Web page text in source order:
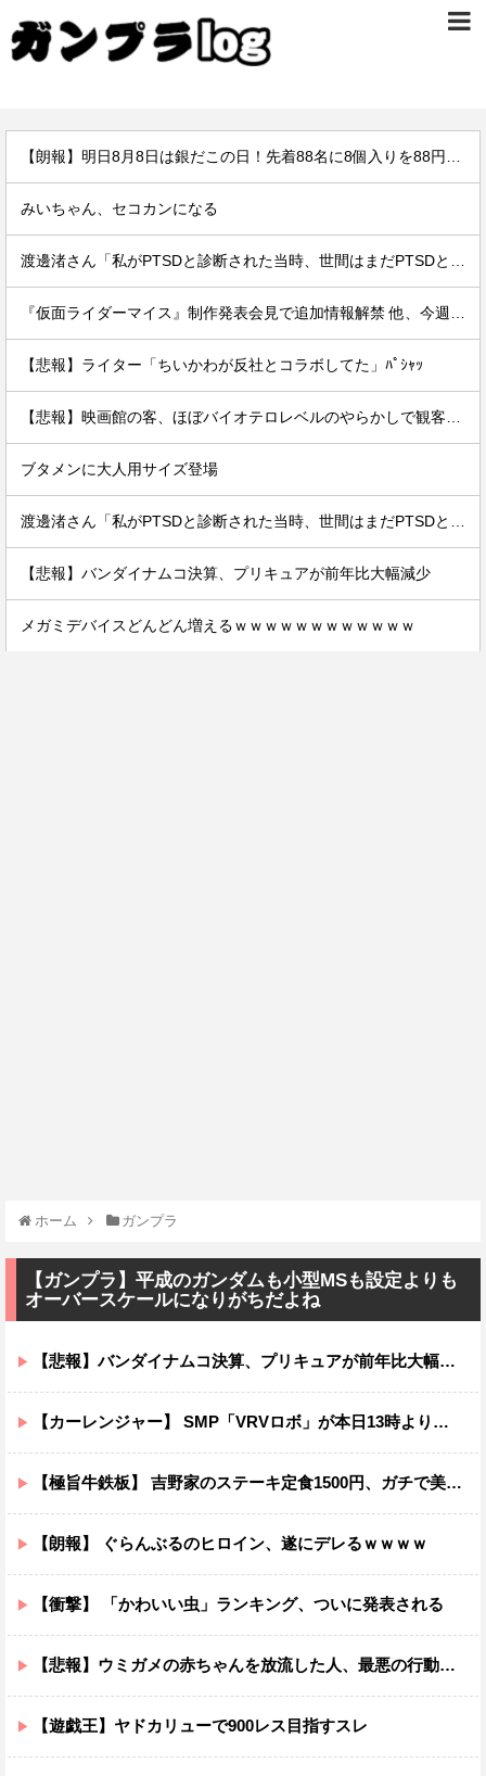
みいちゃん、セコカンになる
【悲報】ライター「ちいかわが反社とコラボしてた」ﾊﾟｼｬｯ
ブタメンに大人用サイズ登場
【悲報】バンダイナムコ決算、プリキュアが前年比大幅減少
メガミデバイスどんどん増えるｗｗｗｗｗｗｗｗｗｗｗｗ
ホーム ガンプラ
【ガンプラ】平成のガンダムも小型MSも設定よりも
オーバースケールになりがちだよね
【悲報】バンダイナムコ決算、プリキュアが前年比大幅減少
【カーレンジャー】 SMP「VRVロボ」が本日13時より予約受付開始！！プレミアムバンダイ限定で登場！！
【極旨牛鉄板】 吉野家のステーキ定食1500円、ガチで美味そうｗｗｗ
【朗報】 ぐらんぶるのヒロイン、遂にデレるｗｗｗｗ
【衝撃】 「かわいい虫」ランキング、ついに発表される
【悲報】ウミガメの赤ちゃんを放流した人、最悪の行動だと叩かれるｗｗｗｗ
【遊戯王】ヤドカリューで900レス目指すスレ